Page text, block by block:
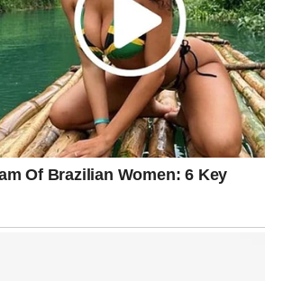
sve bez granice. I baš tada – dolazi
– NAGRADA ZA VERU,
I ISTINU KOJU NISI
kroz period u kojem su morali da
stvar: ne možeš stalno davati